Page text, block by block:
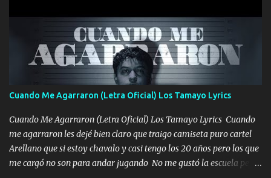
pero eso ya no va a pasar me perderé en la soledad Porque me
mirabas bonito si yo no fui el final feliz el final fue triste pa mí Y
duele no tenerte aquí sabiendo que moría por ti yo y la luna
cantamos y por ti nos embriagamos Quién sabe qué será de mí si
contigo fui muy feliz a lo mejor no lloró pero muy en el fondo te
adoro
Cuando Me Agarraron (Letra Oficial) Los Tamayo Lyrics
Cuando Me Agarraron (Letra Oficial) Los Tamayo Lyrics Cuando
me agarraron les dejé bien claro que traigo camiseta puro cartel
Arellano que si estoy chavalo y casi tengo los 20 años pero los que
me cargó no son para andar jugando No me gustó la escuela pero